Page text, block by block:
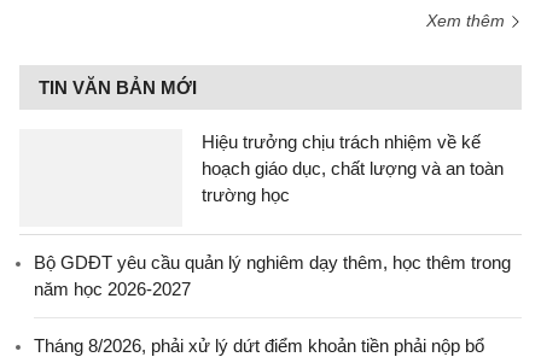
Xem thêm
TIN VĂN BẢN MỚI
Hiệu trưởng chịu trách nhiệm về kế
hoạch giáo dục, chất lượng và an toàn
trường học
Bộ GDĐT yêu cầu quản lý nghiêm dạy thêm, học thêm trong
năm học 2026-2027
Tháng 8/2026, phải xử lý dứt điểm khoản tiền phải nộp bổ